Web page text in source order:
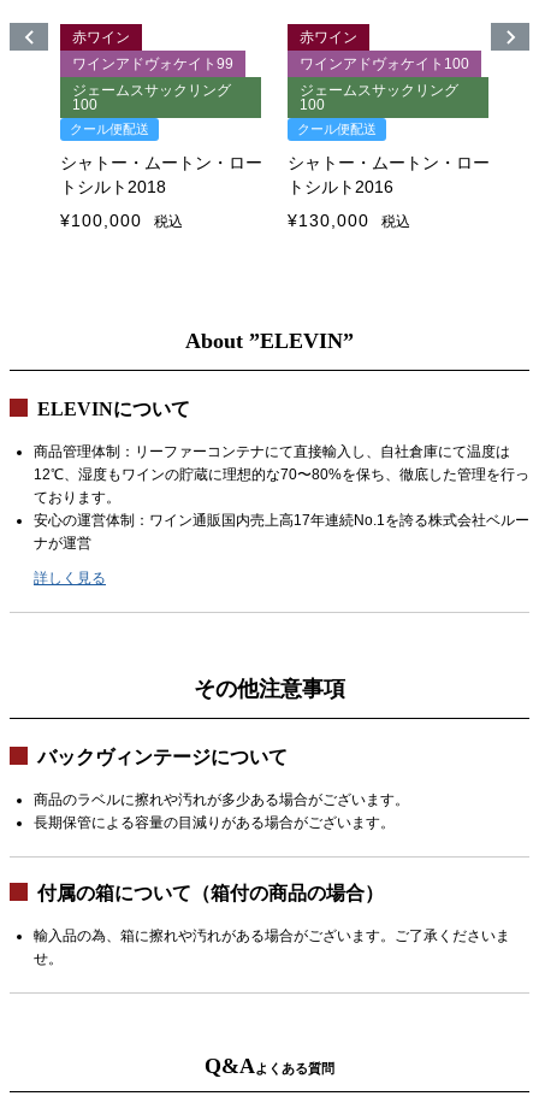
赤ワイン
ワインアドヴォケイト99
ジェームスサックリング
100
クール便配送
シャトー・ムートン・ロー
トシルト2018
¥100,000 税込
赤ワイン
ワインアドヴォケイト100
ジェームスサックリング
100
クール便配送
シャトー・ムートン・ロー
トシルト2016
¥130,000 税込
About ”ELEVIN”
ELEVINについて
商品管理体制：リーファーコンテナにて直接輸入し、自社倉庫にて温度は
12℃、湿度もワインの貯蔵に理想的な70〜80%を保ち、徹底した管理を行っ
ております。
安心の運営体制：ワイン通販国内売上高17年連続No.1を誇る株式会社ベルー
ナが運営
詳しく見る
その他注意事項
バックヴィンテージについて
商品のラベルに擦れや汚れが多少ある場合がございます。
長期保管による容量の目減りがある場合がございます。
付属の箱について（箱付の商品の場合）
輸入品の為、箱に擦れや汚れがある場合がございます。ご了承くださいま
せ。
Q&Aよくある質問